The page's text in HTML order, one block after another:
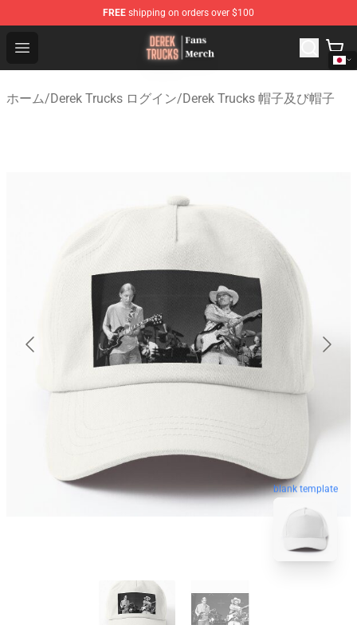
FREE shipping on orders over $100
Open menu
Derek Trucks Store - Official Derek Trucks Merchandise
ホーム/Derek Trucks ログイン/Derek Trucks 帽子及び帽子
blank template